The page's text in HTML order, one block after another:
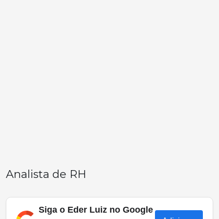
Analista de RH
Siga o Eder Luiz no Google